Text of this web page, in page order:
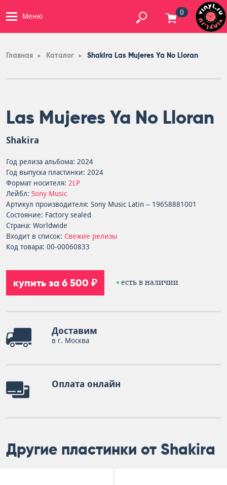
Меню 0
Главная Каталог Shakira Las Mujeres Ya No Lloran
Las Mujeres Ya No Lloran
Shakira
Год релиза альбома: 2024
Год выпуска пластинки: 2024
Формат носителя: 2LP
Лейбл: Sony Music
Артикул производителя: Sony Music Latin – 19658881001
Состояние: Factory sealed
Страна: Worldwide
Входит в список: Свежие релизы
Код товара: 00-00060833
купить за 6 500 ₽ есть в наличии
Доставим
в г. Москва
Оплата онлайн
Другие пластинки от Shakira